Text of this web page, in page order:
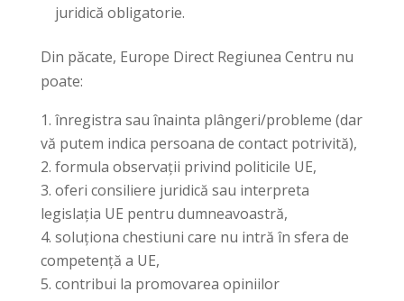
juridică obligatorie.
Din păcate, Europe Direct Regiunea Centru nu
poate:
înregistra sau înainta plângeri/probleme (dar
vă putem indica persoana de contact potrivită),
formula observații privind politicile UE,
oferi consiliere juridică sau interpreta
legislația UE pentru dumneavoastră,
soluționa chestiuni care nu intră în sfera de
competență a UE,
contribui la promovarea opiniilor